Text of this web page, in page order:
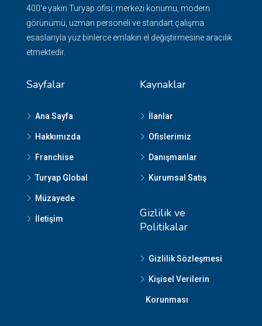
400'e yakın Turyap ofisi, merkezi konumu, modern
görünümü, uzman personeli ve standart çalışma
esaslarıyla yüz binlerce emlakın el değiştirmesine aracılık
etmektedir.
Sayfalar
Ana Sayfa
Hakkımızda
Franchise
Turyap Global
Müzayede
İletişim
Kaynaklar
İlanlar
Ofislerimiz
Danışmanlar
Kurumsal Satış
Gizlilik ve
Politikalar
Gizlilik Sözleşmesi
Kişisel Verilerin
Korunması